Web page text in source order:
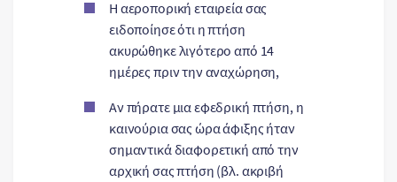
Η αεροπορική εταιρεία σας
ειδοποίησε ότι η πτήση
ακυρώθηκε λιγότερο από 14
ημέρες πριν την αναχώρηση,
Αν πήρατε μια εφεδρική πτήση, η
καινούρια σας ώρα άφιξης ήταν
σημαντικά διαφορετική από την
αρχική σας πτήση (βλ. ακριβή